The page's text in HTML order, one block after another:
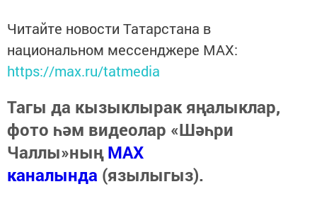
Читайте новости Татарстана в
национальном мессенджере MАХ:
https://max.ru/tatmedia
Тагы да кызыклырак яңалыклар,
фото һәм видеолар «Шәһри
Чаллы»ныңMAX
каналында (язылыгыз).